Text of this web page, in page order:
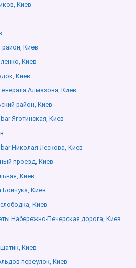
Киев
Киев
Киев
Киев
Алмазова, Киев
район, Киев
Яготинская, Киев
Николая Лескова, Киев
проезд, Киев
Киев
Киев
Киев
Набережно-Печерская дорога, Киев
Киев
переулок, Киев